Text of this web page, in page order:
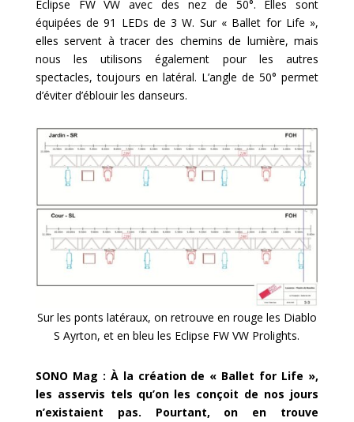
Eclipse FW VW avec des nez de 50°. Elles sont
équipées de 91 LEDs de 3 W. Sur « Ballet for Life »,
elles servent à tracer des chemins de lumière, mais
nous les utilisons également pour les autres
spectacles, toujours en latéral. L’angle de 50° permet
d’éviter d’éblouir les danseurs.
Sur les ponts latéraux, on retrouve en rouge les Diablo
S Ayrton, et en bleu les Eclipse FW VW Prolights.
SONO Mag : À la création de « Ballet for Life »,
les asservis tels qu’on les conçoit de nos jours
n’existaient pas. Pourtant, on en trouve